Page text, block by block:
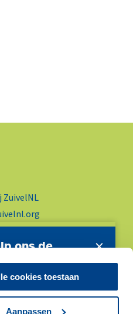
cookies toestaan
Aanpassen
ons de
×
anoniem en kosten u
ZuivelNL